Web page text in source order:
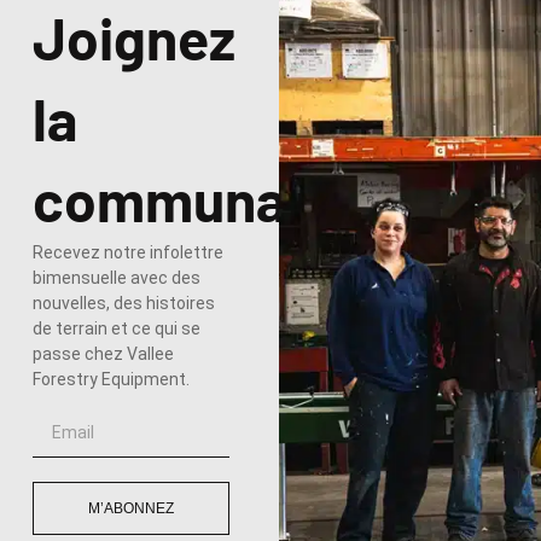
Joignez
la
communauté
Recevez notre infolettre
bimensuelle avec des
nouvelles, des histoires
de terrain et ce qui se
passe chez Vallee
Forestry Equipment.
M’ABONNEZ